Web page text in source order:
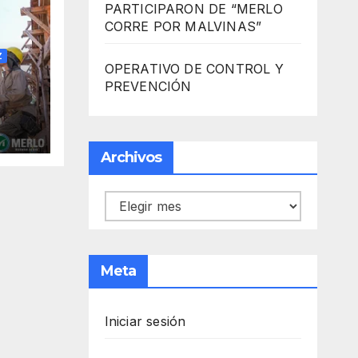
PARTICIPARON DE “MERLO
CORRE POR MALVINAS”
OPERATIVO DE CONTROL Y
PREVENCIÓN
Archivos
Archivos
Meta
Iniciar sesión